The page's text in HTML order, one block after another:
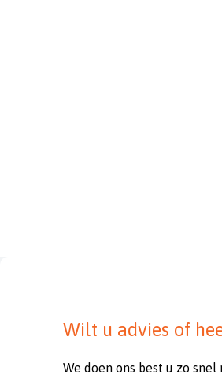
Wilt u advies of
We doen ons best u zo